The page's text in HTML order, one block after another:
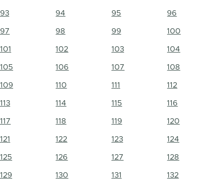
93 94 95 96
97 98 99 100
101 102 103 104
105 106 107 108
109 110 111 112
113 114 115 116
117 118 119 120
121 122 123 124
125 126 127 128
129 130 131 132